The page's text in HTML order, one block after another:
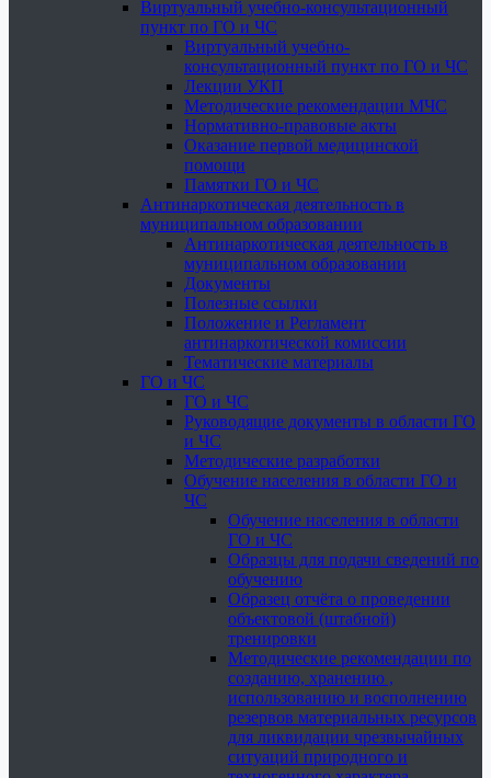
Виртуальный учебно-консультационный
пункт по ГО и ЧС
Виртуальный учебно-
консультационный пункт по ГО и ЧС
Лекции УКП
Методические рекомендации МЧС
Нормативно-правовые акты
Оказание первой медицинской
помощи
Памятки ГО и ЧС
Антинаркотическая деятельность в
муниципальном образовании
Антинаркотическая деятельность в
муниципальном образовании
Документы
Полезные ссылки
Положение и Регламент
антинаркотической комиссии
Тематические материалы
ГО и ЧС
ГО и ЧС
Руководящие документы в области ГО
и ЧС
Методические разработки
Обучение населения в области ГО и
ЧС
Обучение населения в области
ГО и ЧС
Образцы для подачи сведений по
обучению
Образец отчёта о проведении
объектовой (штабной)
тренировки
Методические рекомендации по
созданию, хранению ,
использованию и восполнению
резервов материальных ресурсов
для ликвидации чрезвычайных
ситуаций природного и